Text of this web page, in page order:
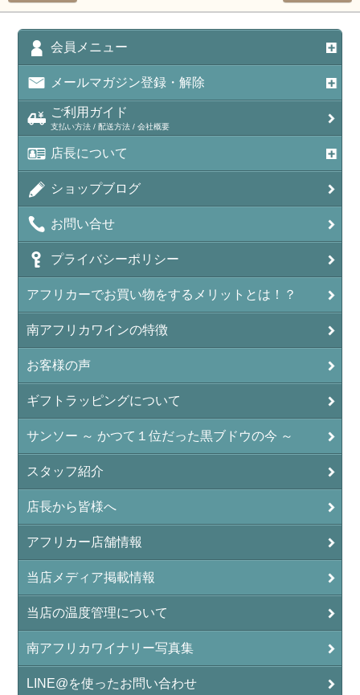
会員メニュー
メールマガジン登録・解除
ご利用ガイド
支払い方法 / 配送方法 / 会社概要
店長について
ショップブログ
お問い合せ
プライバシーポリシー
アフリカーでお買い物をするメリットとは！？
南アフリカワインの特徴
お客様の声
ギフトラッピングについて
サンソー ～ かつて１位だった黒ブドウの今 ～
スタッフ紹介
店長から皆様へ
アフリカー店舗情報
当店メディア掲載情報
当店の温度管理について
南アフリカワイナリー写真集
LINE@を使ったお問い合わせ